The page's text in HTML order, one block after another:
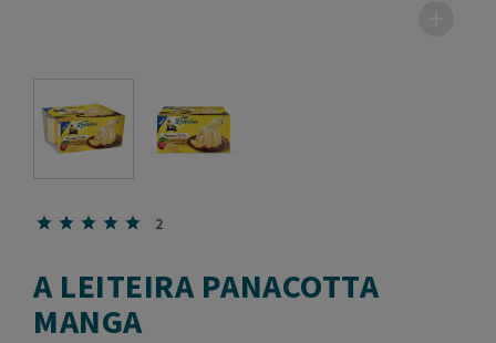
2
A LEITEIRA PANACOTTA
MANGA